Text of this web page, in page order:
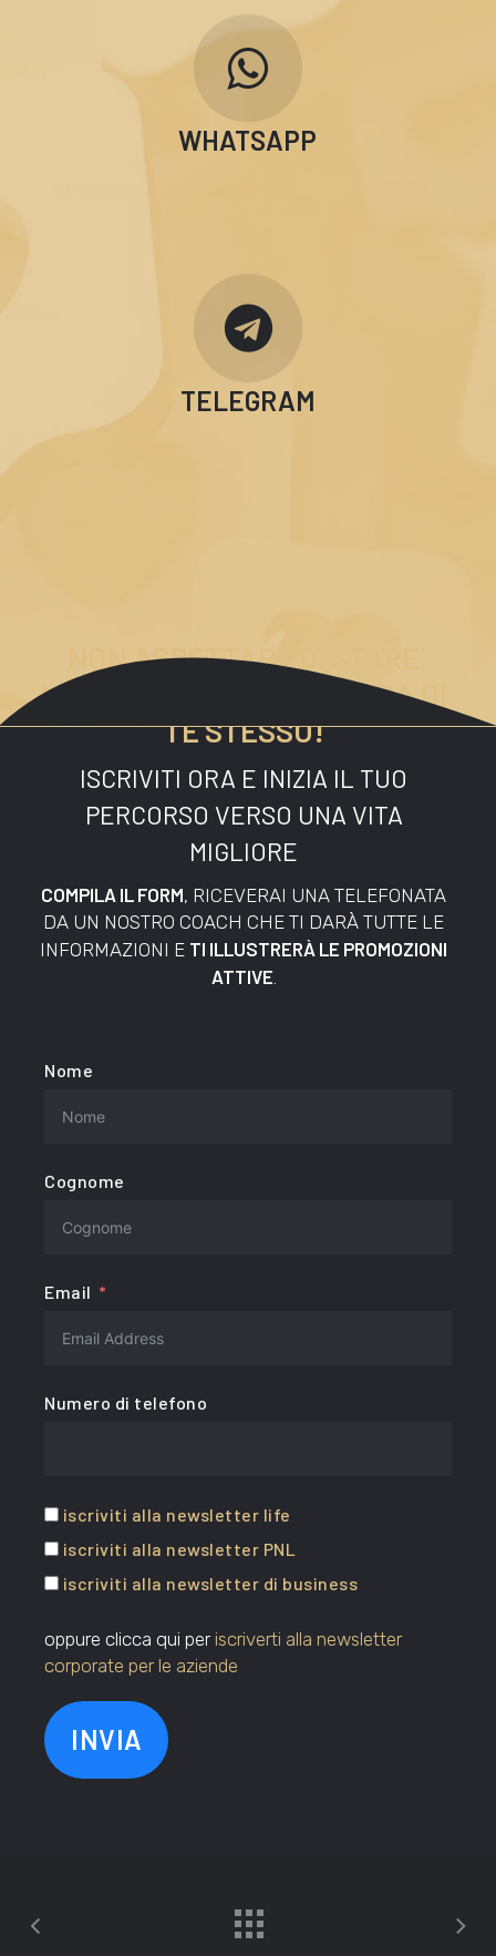
WHATSAPP
TELEGRAM
NON ASPETTARE DI STARE
MALE PER PRENDERTI CURA DI
TE STESSO!
ISCRIVITI ORA E INIZIA IL TUO
PERCORSO VERSO UNA VITA
MIGLIORE
COMPILA IL FORM, RICEVERAI UNA TELEFONATA
DA UN NOSTRO COACH CHE TI DARÀ TUTTE LE
INFORMAZIONI E TI ILLUSTRERÀ LE PROMOZIONI
ATTIVE
Nome
Cognome
Email
Numero di telefono
iscriviti alla newsletter life
iscriviti alla newsletter PNL
iscriviti alla newsletter di business
oppure clicca qui per iscriverti alla newsletter
corporate per le aziende
INVIA